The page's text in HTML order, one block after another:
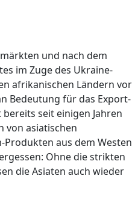
und nach dem
im Zuge des Ukraine-
afrikanischen Ländern vor
Bedeutung für das Export-
seit einigen Jahren
von asiatischen
aus dem Westen
Ohne die strikten
die Asiaten auch wieder